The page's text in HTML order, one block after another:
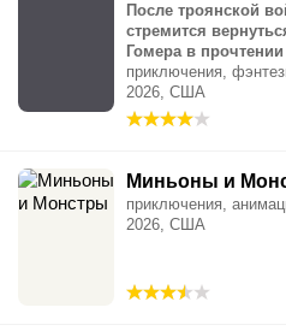
После троянской
стремится
Гомера в
приключения,
2026, США
Миньоны и
приключения,
2026, США